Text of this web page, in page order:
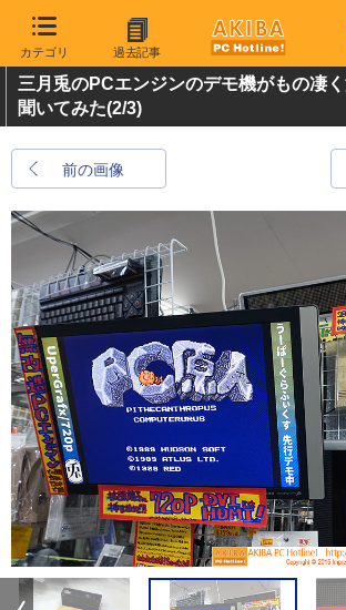
カテゴリ 過去記事
三月兎のPCエンジンのデモ機がもの凄
聞いてみた(2/3)
前の画像